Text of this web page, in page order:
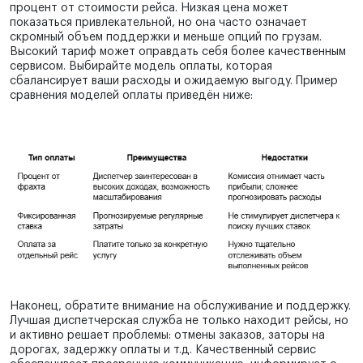
процент от стоимости рейса. Низкая цена может
показаться привлекательной, но она часто означает
скромный объем поддержки и меньше опций по грузам.
Высокий тариф может оправдать себя более качественным
сервисом. Выбирайте модель оплаты, которая
сбалансирует ваши расходы и ожидаемую выгоду. Пример
сравнения моделей оплаты приведён ниже:
Наконец, обратите внимание на обслуживание и поддержку.
Лучшая диспетчерская служба не только находит рейсы, но
и активно решает проблемы: отмены заказов, заторы на
дорогах, задержку оплаты и т.д. Качественный сервис